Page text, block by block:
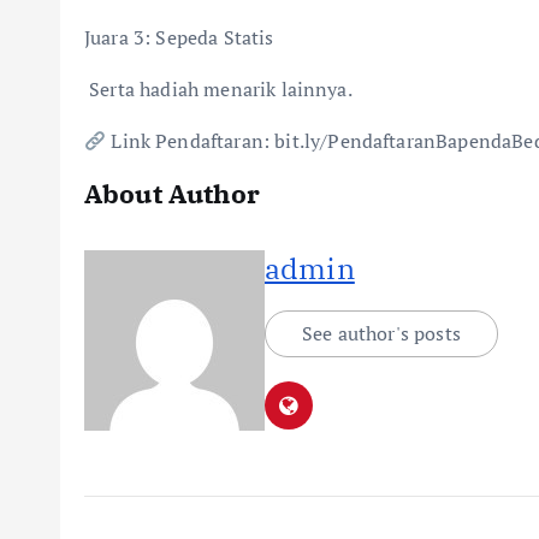
Juara 3: Sepeda Statis
Serta hadiah menarik lainnya.
Link Pendaftaran: bit.ly/
About Author
admin
See author's posts